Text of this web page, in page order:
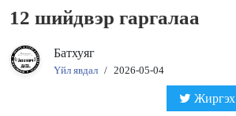
12 шийдвэр гаргалаа
Батхуяг
Үйл явдал / 2026-05-04
Жиргэх